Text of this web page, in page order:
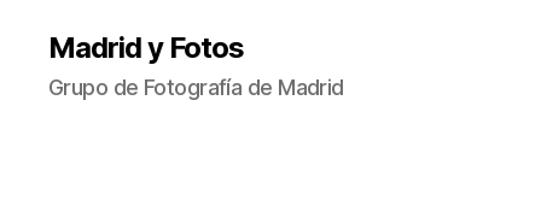
Madrid y Fotos
Grupo de Fotografía de Madrid